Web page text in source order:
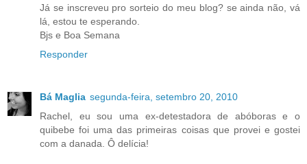
Já se inscreveu pro sorteio do meu blog? se ainda não, vá
lá, estou te esperando.
Bjs e Boa Semana
Responder
Bá Maglia segunda-feira, setembro 20, 2010
Rachel, eu sou uma ex-detestadora de abóboras e o
quibebe foi uma das primeiras coisas que provei e gostei
com a danada. Ô delícia!